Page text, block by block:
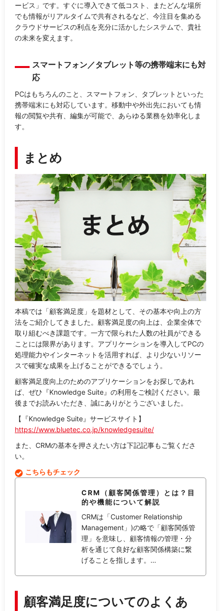
ービス」です。すぐに導入できて低コスト、またどんな場所
でも情報がリアルタイムで共有されるなど、今注目を集める
クラウドサービスの利点を充分に活かしたシステムで、貴社
の未来を変えます。
スマートフォン／タブレット等の携帯端末にも対
応
PCはもちろんのこと、スマートフォン、タブレットといった
携帯端末にも対応しています。移動中や外出先においても情
報の閲覧や共有、編集が可能で、あらゆる業務を効率化しま
す。
まとめ
本稿では「顧客満足度」を題材として、その基本や向上の方
法をご紹介してきました。顧客満足度の向上は、企業全体で
取り組むべき課題です。一方で限られた人数の社員ができる
ことには限界があります。アプリケーションを導入してPCの
処理能力やインターネットを活用すれば、より少ないリソー
スで確実な成果を上げることができるでしょう。
顧客満足度向上のためのアプリケーションをお探しであれ
ば、ぜひ『Knowledge Suite』の利用をご検討ください。最
後までお読みいただき、誠にありがとうございました。
【『Knowledge Suite』サービスサイト】
https://www.bluetec.co.jp/knowledgesuite/
また、CRMの基本を押さえたい方は下記記事もご覧くださ
い。
こちらもチェック
CRM（顧客関係管理）とは？目
的や機能について解説
CRMは「Customer Relationship
Management」)の略で「顧客関係管
理」を意味し、顧客情報の管理・分
析を通じて良好な顧客関係構築に繋
げることを指します。…
顧客満足度についてのよくあ